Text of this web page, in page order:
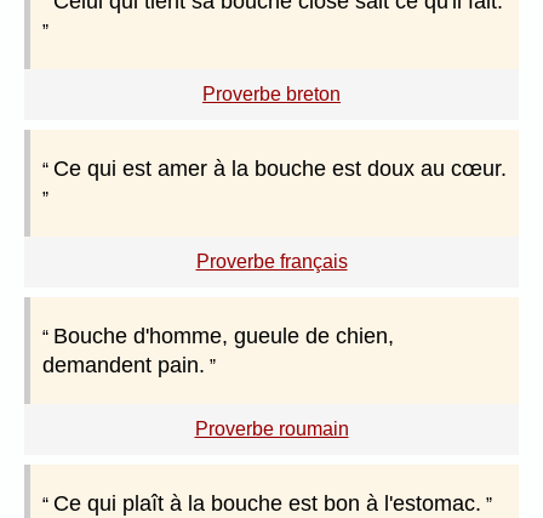
Proverbe breton
Ce qui est amer à la bouche est doux au cœur.
Proverbe français
Bouche d'homme, gueule de chien,
demandent pain.
Proverbe roumain
Ce qui plaît à la bouche est bon à l'estomac.